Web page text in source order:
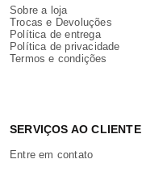
Sobre a loja
Trocas e Devoluções
Política de entrega
Política de privacidade
Termos e condições
SERVIÇOS AO CLIENTE
Entre em contato